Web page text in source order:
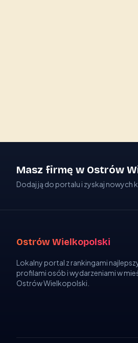
Masz firmę w Ostrów
Dodaj ją do portalu i zyskaj nowych
Ostrów Wielkopolski
Lokalny portal z rankingami
profilami osób i wydarzeniami w
Ostrów Wielkopolski.